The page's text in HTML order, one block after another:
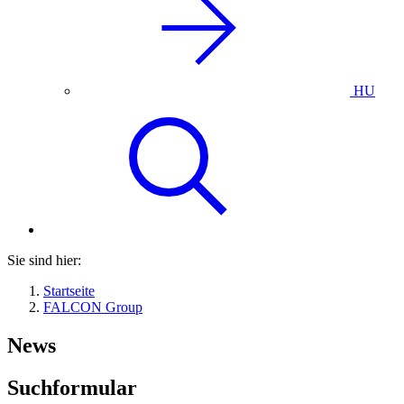
HU
Sie sind hier:
Startseite
FALCON Group
News
Suchformular